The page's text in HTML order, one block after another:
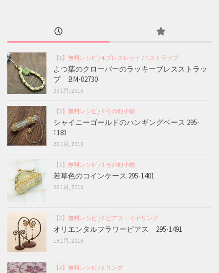
【3】無料レシピ /4.ブレスレット /7.ストラップ
よつ葉のクローバーのラッキーブレスストラッ
プ BM-02730
26 1月, 2018
【3】無料レシピ / 9.その他小物
シャイニーゴールドのハンギングベース 295-
1181
26 1月, 2018
【3】無料レシピ / 9.その他小物
若草色のコインケース 295-1401
26 1月, 2018
【3】無料レシピ /2.ピアス・イヤリング
オリエンタルフラワーピアス 295-1491
18 1月, 2018
【3】無料レシピ /3.リング